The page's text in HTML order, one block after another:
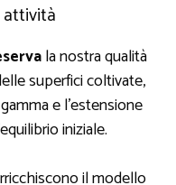
attività
la nostra qualità
superfici coltivate,
e l’estensione
iniziale.
il modello